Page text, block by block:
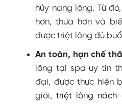
hủy nang lông. Từ
hơn, thưa hơn và
được triệt lông đủ
An toàn, hạn chế
lông tại spa uy tín
đại, được thực hiện
giỏi,triệt lông nách